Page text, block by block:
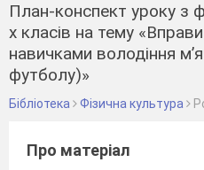
План-конспект уроку з
х класів на тему
навичками володіння
футболу)»
Бібліотека Фізична культура
Про матеріал